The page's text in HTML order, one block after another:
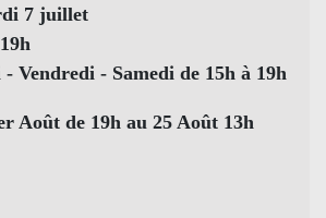
7 juillet
Vendredi - Samedi de 15h à 19h
Août de 19h au 25 Août 13h